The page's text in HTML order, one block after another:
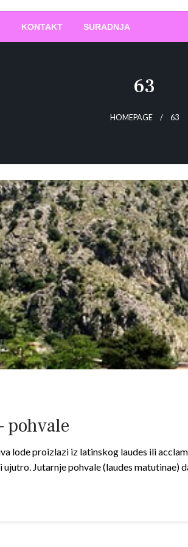
KONTAKT SURADNJA
63
HOMEPAGE 63
pohvale
lode proizlazi iz latinskog laudes ili
Jutarnje pohvale (laudes matutinae)